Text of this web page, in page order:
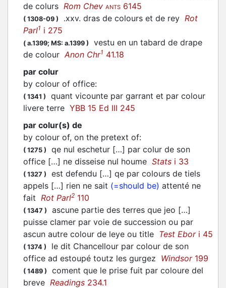
de colurs Rom Chev ANTS 6145
( 1308-09 ) .xxv. dras de colours et de rey Rot
Parl1 i 275
( a.1399; MS: a.1399 )
vestu en un tabard de drape
de colour Anon Chr1 41.18
par colur
by colour of office:
( 1341 )
quant vicounte par garrant et par colour
livere terre YBB 15 Ed III 245
par colur(s) de
by colour of, on the pretext of:
( 1275 )
qe nul eschetur […] par colur de son
office […] ne disseise nul houme Stats i 33
( 1327 )
est defendu […] qe par colours de tiels
appels […] rien ne sait (=should be) attenté ne
fait Rot Parl2 110
( 1347 )
ascune partie des terres que jeo […]
puisse clamer par voie de succession ou par
ascun autre colour de leye ou title Test Ebori 45
( 1374 )
le dit Chancellour par colour de son
office ad estoupé toutz les gurgez Windsor199
( 1489 )
coment que le prise fuit par coloure del
breve Readings 234.1